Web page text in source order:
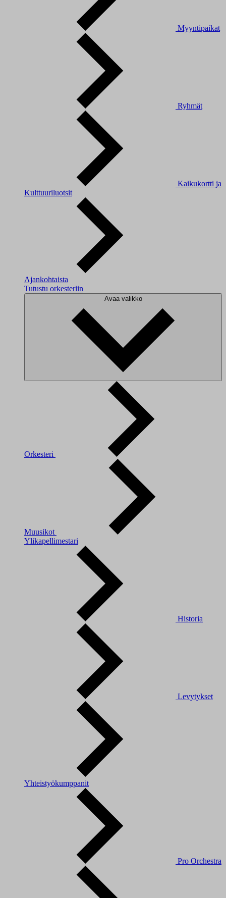
Myyntipaikat
Ryhmät
Kaikukortti ja
Kulttuuriluotsit
Ajankohtaista
Tutustu orkesteriin
Avaa valikko
Orkesteri
Muusikot
Ylikapellimestari
Historia
Levytykset
Yhteistyökumppanit
Pro Orchestra